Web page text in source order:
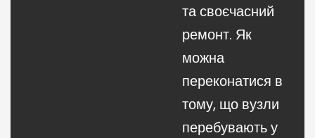
та своєчасний
ремонт. Як
можна
переконатися в
тому, що вузли
перебувають у